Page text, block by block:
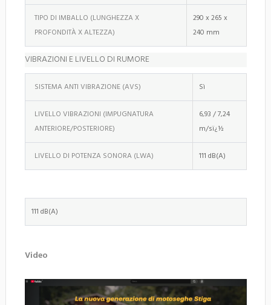
TIPO DI IMBALLO (LUNGHEZZA X
PROFONDITÀ X ALTEZZA)
290 x 265 x
240 mm
VIBRAZIONI E LIVELLO DI RUMORE
SISTEMA ANTI VIBRAZIONE (AVS) Sì
LIVELLO VIBRAZIONI (IMPUGNATURA
ANTERIORE/POSTERIORE)
6,93 / 7,24
m/sï¿½
LIVELLO DI POTENZA SONORA (LWA) 111 dB(A)
111 dB(A)
Video